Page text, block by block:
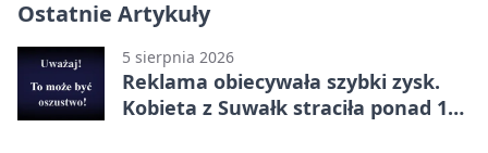
Ostatnie Artykuły
5 sierpnia 2026
Reklama obiecywała szybki zysk.
Kobieta z Suwałk straciła ponad 190